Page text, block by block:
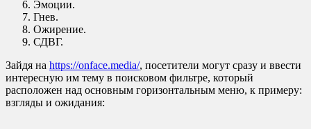
Эмоции.
Гнев.
Ожирение.
СДВГ.
Зайдя на https://onface.media/, посетители могут сразу и ввести
интересную им тему в поисковом фильтре, который
расположен над основным горизонтальным меню, к примеру:
взгляды и ожидания: